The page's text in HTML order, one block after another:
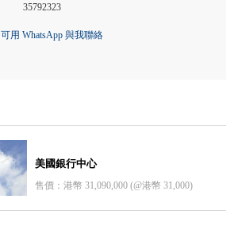
35792323
可用 WhatsApp 與我聯絡
美國銀行中心
售價：港幣 31,090,000 (@港幣 31,000)